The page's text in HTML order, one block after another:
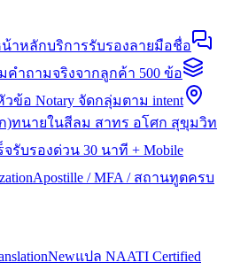
าหลักบริการรับรองลายมือชื่อ
คำถามจริงจากลูกค้า 500 ข้อ
วข้อ Notary จัดกลุ่มตาม intent
)ทนายในสีลม สาทร อโศก สุขุมวิท
จรับรองด่วน 30 นาที + Mobile
Apostille / MFA / สถานทูตครบ
Newแปล NAATI Certified